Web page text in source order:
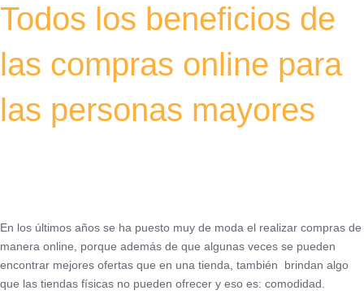
Todos los beneficios de
las compras online para
las personas mayores
En los últimos años se ha puesto muy de moda el realizar compras de
manera online, porque además de que algunas veces se pueden
encontrar mejores ofertas que en una tienda, también brindan algo
que las tiendas físicas no pueden ofrecer y eso es: comodidad.